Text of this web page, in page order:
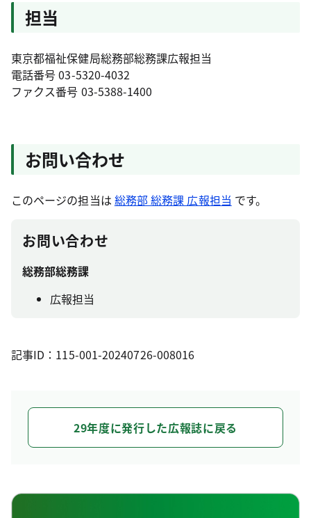
担当
東京都福祉保健局総務部総務課広報担当
電話番号 03-5320-4032
ファクス番号 03-5388-1400
お問い合わせ
このページの担当は 総務部 総務課 広報担当 です。
お問い合わせ
総務部総務課
広報担当
記事ID：115-001-20240726-008016
29年度に発行した広報誌に戻る